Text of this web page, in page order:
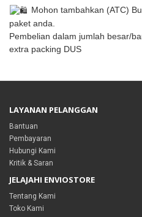
Mohon tambahkan (ATC)
paket anda.
Pembelian dalam jumlah besar/
extra packing DUS
LAYANAN PELANGGAN
Bantuan
Pembayaran
Hubungi Kami
Kritik & Saran
JELAJAHI ENVIOSTORE
Tentang Kami
Toko Kami